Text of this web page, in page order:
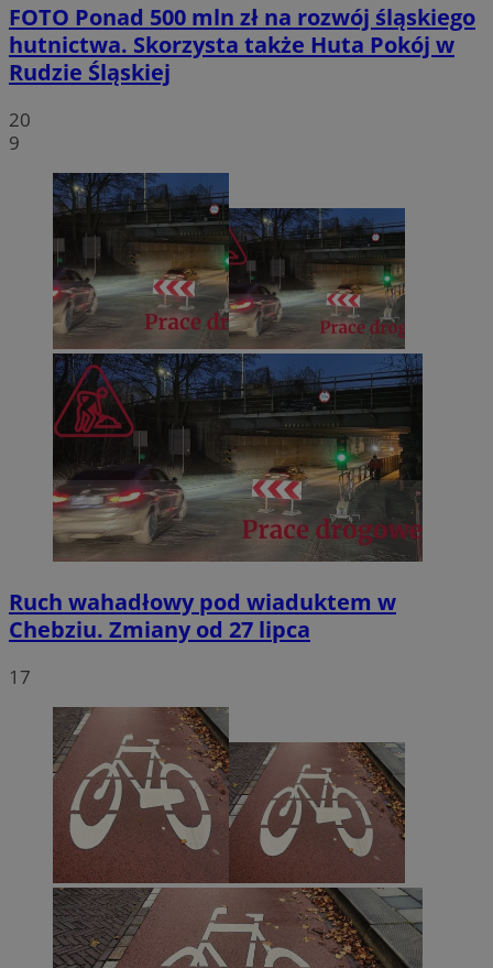
FOTO Ponad 500 mln zł na rozwój śląskiego
hutnictwa. Skorzysta także Huta Pokój w
Rudzie Śląskiej
20
9
Ruch wahadłowy pod wiaduktem w
Chebziu. Zmiany od 27 lipca
17